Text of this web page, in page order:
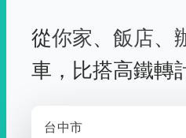
從你家、 飯店、
車， 比搭高鐵轉
台中市